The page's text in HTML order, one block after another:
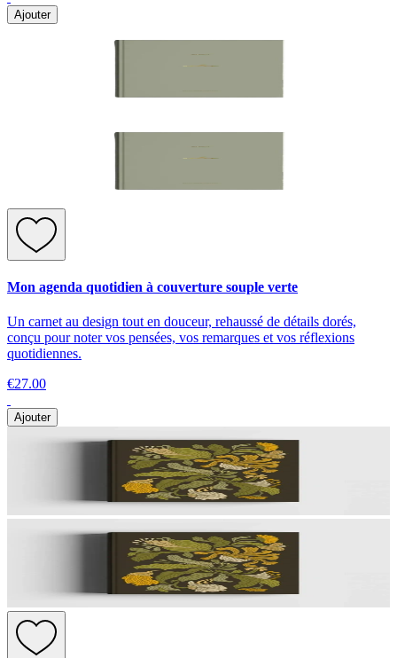
Ajouter
Mon agenda quotidien à couverture souple verte
Un carnet au design tout en douceur, rehaussé de détails dorés,
conçu pour noter vos pensées, vos remarques et vos réflexions
quotidiennes.
€27.00
Ajouter